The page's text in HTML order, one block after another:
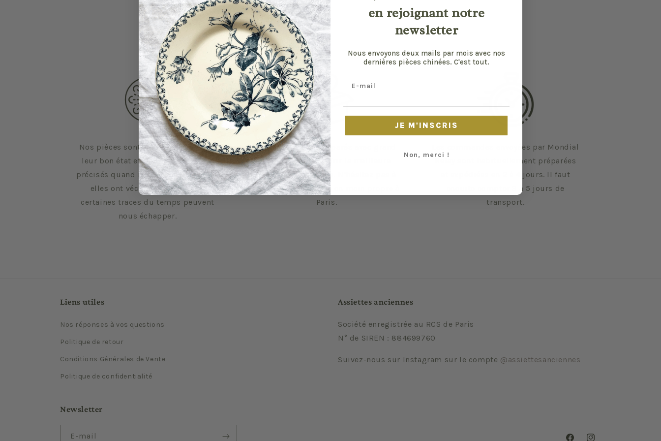
Nos pièces sont sélectionnées pour
leur bon état et leurs défauts sont
précisés quand il y en a. Malgré tout,
elles ont vécu d'autres vies et
certaines traces du temps peuvent
nous échapper.
Vos envois sont préparés avec grand
soin pour vous offrir la meilleure
expérience possible. N'hésitez pas à
privilégier la remise en main propre à
Paris.
Les commandes envoyées par Mondial
Relay sont habituellement préparées
et expédiées en 2 à 4 jours. Il faut
ensuite compter 3 à 5 jours de
transport.
Liens utiles
Nos réponses à vos questions
Politique de retour
Conditions Générales de Vente
Politique de confidentialité
Assiettes anciennes
Société enregistrée au RCS de Paris
N° de SIREN : 884699760
Suivez-nous sur Instagram sur le compte @assiettesanciennes
Newsletter
E-mail
en rejoignant notre
newsletter
Nous envoyons deux mails par mois avec nos
dernières pièces chinées. C'est tout.
JE M'INSCRIS
Non, merci !